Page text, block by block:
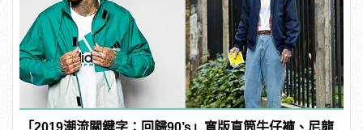
「2019潮流關鍵字：回歸90’s」寬版直筒牛仔褲、尼龍